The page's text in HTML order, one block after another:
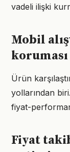
vadeli ilişki
Mobil
koruması
Ürün
yollarından
fiyat-
Fiyat